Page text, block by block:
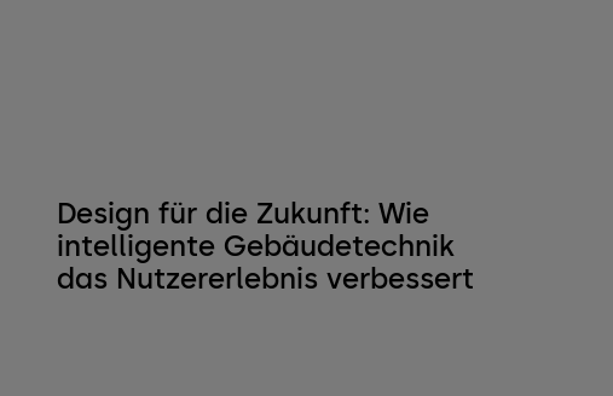
Design für die Zukunft: Wie
intelligente Gebäudetechnik
das Nutzererlebnis verbessert